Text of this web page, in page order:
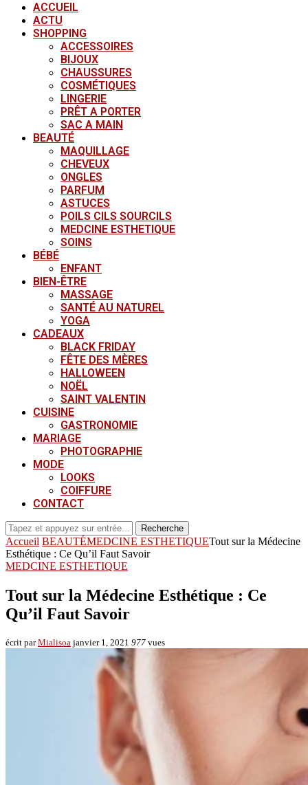
ACCUEIL
ACTU
SHOPPING
ACCESSOIRES
BIJOUX
CHAUSSURES
COSMÉTIQUES
LINGERIE
PRÊT A PORTER
SAC A MAIN
BEAUTÉ
MAQUILLAGE
CHEVEUX
ONGLES
PARFUM
ASTUCES
POILS CILS SOURCILS
MEDCINE ESTHETIQUE
SOINS
BÉBÉ
ENFANT
BIEN-ÊTRE
MASSAGE
SANTÉ AU NATUREL
YOGA
CADEAUX
BLACK FRIDAY
FÊTE DES MÈRES
HALLOWEEN
NOËL
SAINT VALENTIN
CUISINE
GASTRONOMIE
MARIAGE
PHOTOGRAPHIE
MODE
LOOKS
COIFFURE
CONTACT
Recherche
Accueil BEAUTÉMEDCINE ESTHETIQUETout sur la Médecine
Esthétique : Ce Qu’il Faut Savoir
MEDCINE ESTHETIQUE
Tout sur la Médecine Esthétique : Ce
Qu’il Faut Savoir
écrit parMialisoa janvier 1, 2021 977 vues